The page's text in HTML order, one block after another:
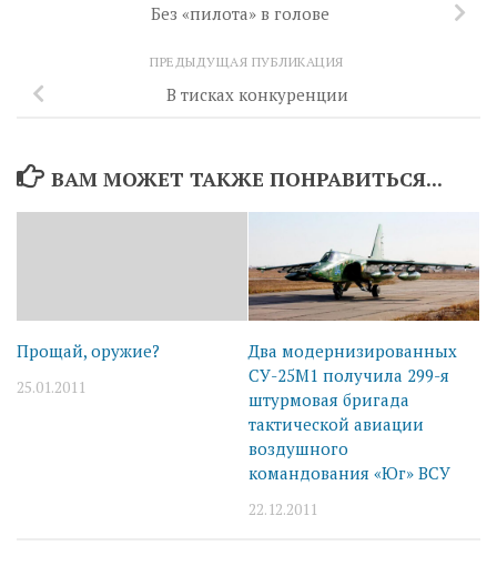
Без «пилота» в голове
ПРЕДЫДУЩАЯ ПУБЛИКАЦИЯ
В тисках конкуренции
ВАМ МОЖЕТ ТАКЖЕ ПОНРАВИТЬСЯ...
Прощай, оружие?
25.01.2011
Два модернизированных
СУ-25М1 получила 299-я
штурмовая бригада
тактической авиации
воздушного
командования «Юг» ВСУ
22.12.2011